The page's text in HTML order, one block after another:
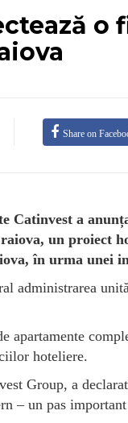
Share on
Catinvest a
un proiect
în urma unei
administrarea
apartamente
hoteliere.
Group, a
– un pas